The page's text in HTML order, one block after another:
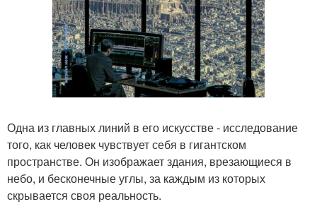
Одна из главных линий в его искусстве - исследование
того, как человек чувствует себя в гигантском
пространстве. Он изображает здания, врезающиеся в
небо, и бесконечные углы, за каждым из которых
скрывается своя реальность.